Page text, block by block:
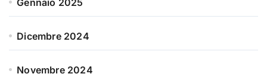
Gennaio 2025
Dicembre 2024
Novembre 2024